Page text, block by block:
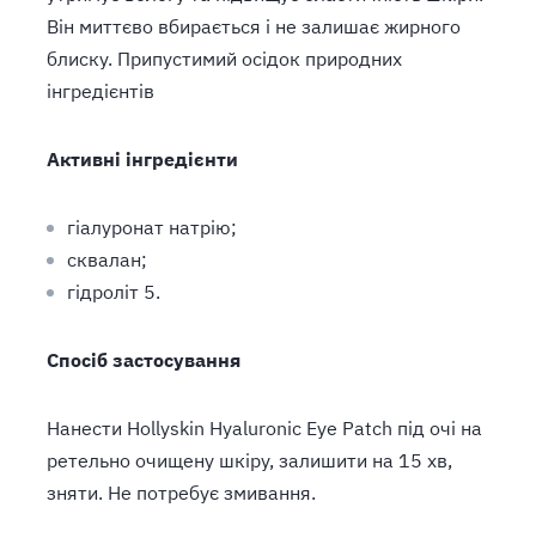
Він миттєво вбирається і не залишає жирного
блиску. Припустимий осідок природних
інгредієнтів
Активні інгредієнти
гіалуронат натрію;
сквалан;
гідроліт 5.
Спосіб застосування
Нанести Hollyskin Hyaluronic Eye Patch під очі на
ретельно очищену шкіру, залишити на 15 хв,
зняти. Не потребує змивання.